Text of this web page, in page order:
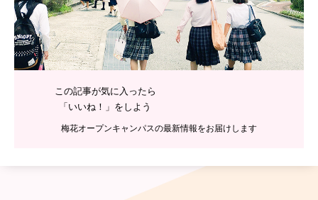
この記事が気に入ったら
「いいね！」をしよう
梅花オープンキャンパスの最新情報をお届けします